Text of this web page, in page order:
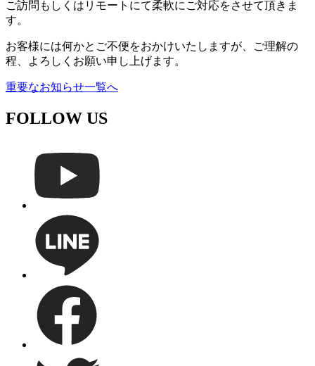
ご訪問もしくはリモートにて柔軟にご対応をさせて頂きま
す。
お客様には何かとご不便をおかけいたしますが、ご理解の
程、よろしくお願い申し上げます。
重要なお知らせ一覧へ
FOLLOW US